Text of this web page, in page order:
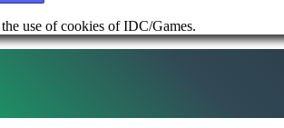
use of cookies of IDC/Games.